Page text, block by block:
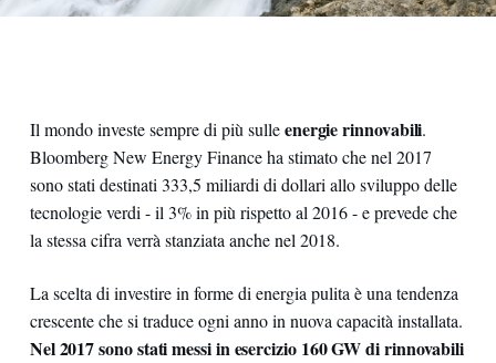
Il mondo investe sempre di più sulleenergie rinnovabili.
Bloomberg New Energy Finance ha stimato che nel 2017
sono stati destinati 333,5 miliardi di dollari allo sviluppo delle
tecnologie verdi - il 3% in più rispetto al 2016 - e prevede che
la stessa cifra verrà stanziata anche nel 2018.
La scelta di investire in forme di energia pulita è una tendenza
crescente che si traduce ogni anno in nuova capacità installata.
Nel 2017 sono stati messi in esercizio 160 GW di rinnovabili